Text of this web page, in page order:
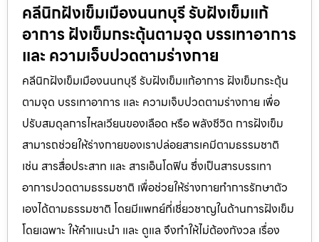
คลีนิกฝังเข็มเมืองนนทบุรี รับฝังเข็มแก้
อาการ ฝังเข็มกระตุ้นตามจุด บรรเทาอาการ
และ ความเจ็บปวดตามร่างกาย
คลีนิกฝังเข็มเมืองนนทบุรี รับฝังเข็มแก้อาการ ฝังเข็มกระตุ้น
ตามจุด บรรเทาอาการ และ ความเจ็บปวดตามร่างกาย เพื่อ
ปรับสมดุลการไหลเวียนของเลือด หรือ พลังชีวิต การฝังเข็ม
สามารถช่วยให้ร่างกายของเราปล่อยสารเคมีตามธรรมชาติ
เช่น สารสื่อประสาท และ สารเอ็นโดฟิน ซึ่งเป็นสารบรรเทา
อาการปวดตามธรรมชาติ เพื่อช่วยให้ร่างกายทำการรักษาตัว
เองได้ตามธรรมชาติ โดยมีแพทย์ที่เชี่ยวชาญในด้านการฝังเข็ม
โดยเฉพาะ ให้คำแนะนำ และ ดูแล จึงทำให้ไม่ต้องกังวล เรื่อง